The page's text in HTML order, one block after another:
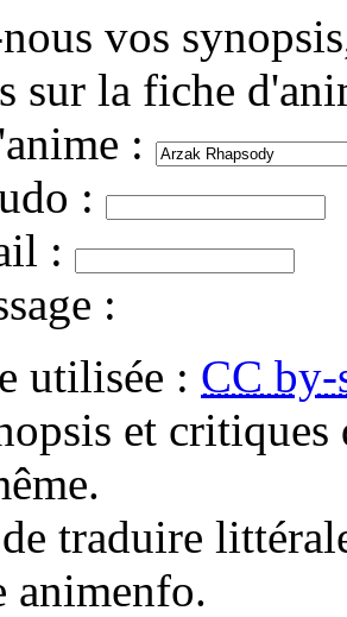
vos
sur la fiche
:
:
:
:
utilisée : CC by-
et
traduire
animenfo.